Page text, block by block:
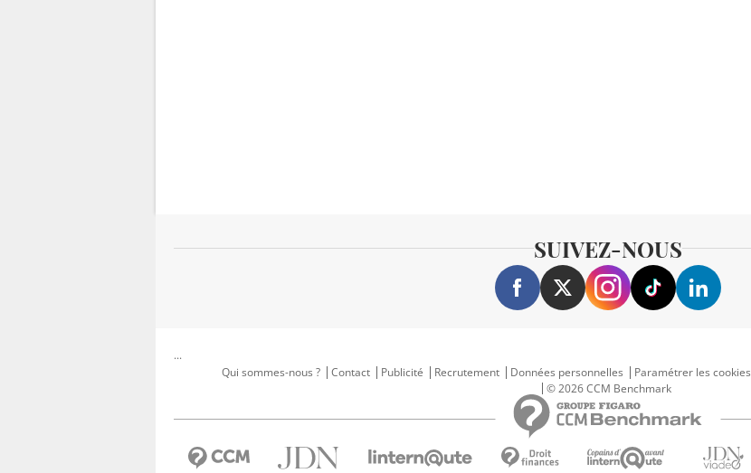
SUIVEZ-NOUS
...
Qui sommes-nous ?
Contact Publicité Recrutement Données personnelles Paramétrer les cookies
© 2026 CCM Benchmark